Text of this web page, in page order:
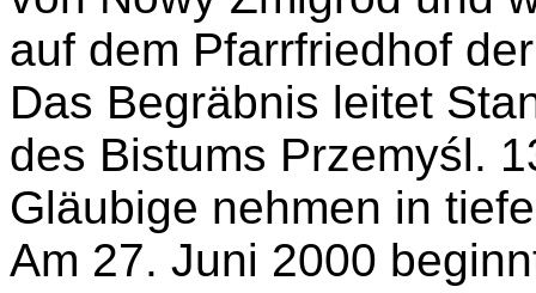
auf dem Pfarrfriedhof
Das Begräbnis leitet
des Bistums Przemyśl.
Gläubige nehmen in
Am 27. Juni 2000